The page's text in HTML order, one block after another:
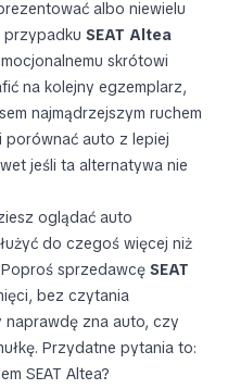
albo niewielu
przypadku SEAT Altea
skrótowi
na kolejny egzemplarz,
najmądrzejszym ruchem
porównać auto z lepiej
jeśli ta alternatywa nie
oglądać auto
do czegoś więcej niż
sprzedawcę SEAT
bez czytania
naprawdę zna auto, czy
Przydatne pytania to:
SEAT Altea?